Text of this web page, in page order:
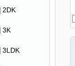
2DK
3K
3LDK